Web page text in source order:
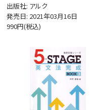
出版社: アルク
発売日: 2021年03月16日
990円(税込)